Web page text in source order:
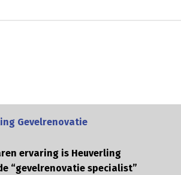
Gevelrenovatie
ervaring is Heuverling
“gevelrenovatie specialist”